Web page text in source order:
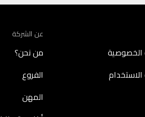
الخصوصية
عن الشركة
من نحن؟
الفروع
المهن